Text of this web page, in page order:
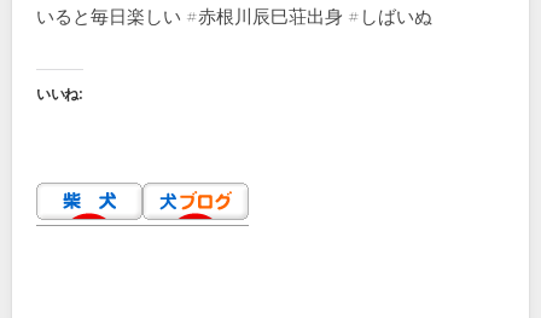
いると毎日楽しい #赤根川辰巳荘出身 #しばいぬ
いいね: